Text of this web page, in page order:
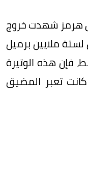
هرمز شهدت خروج
لستة ملايين برميل
فإن هذه الوتيرة
130 سفينة كانت تعبر المضيق